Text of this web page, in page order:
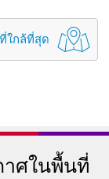
ใกล้ที่สุด
ศในพื้นที่